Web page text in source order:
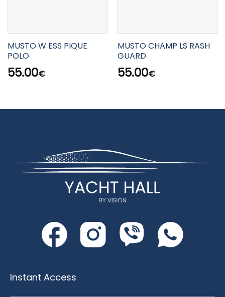
MUSTO W ESS PIQUE
POLO
55.00€
MUSTO CHAMP LS RASH
GUARD
55.00€
Instant Access